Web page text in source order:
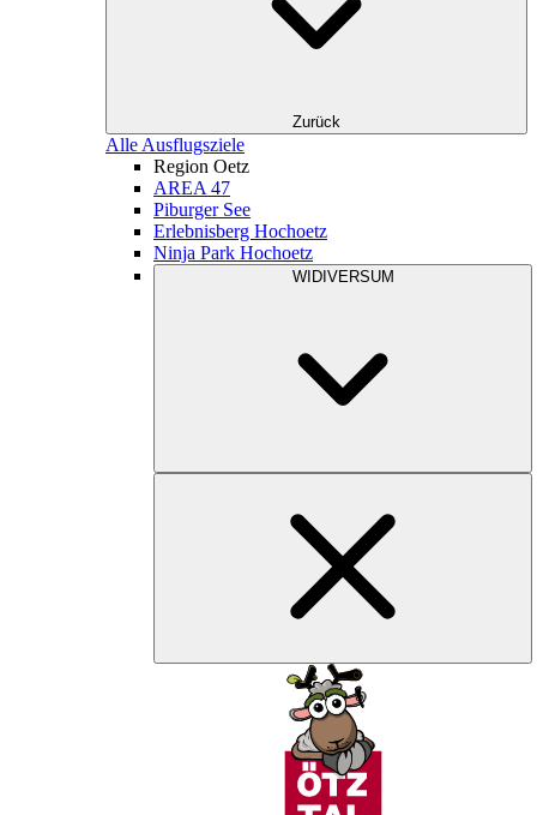
Zurück
Alle Ausflugsziele
Region Oetz
AREA 47
Piburger See
Erlebnisberg Hochoetz
Ninja Park Hochoetz
WIDIVERSUM